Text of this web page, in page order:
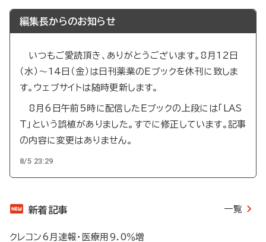
編集長からのお知らせ
いつもご愛読頂き、ありがとうございます。8月12日
（水）～14日（金）は日刊薬業のEブックを休刊に致しま
す。ウェブサイトは随時更新します。
8月6日午前5時に配信したEブックの上段には「LAS
T」という誤植がありました。すでに修正しています。記事
の内容に変更はありません。
8/5 23:29
新着記事 一覧
クレコン6月速報・医療用9.0％増